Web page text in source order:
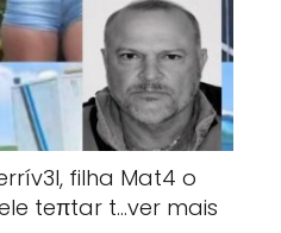
filha Mat4 o
teπtar t…ver mais